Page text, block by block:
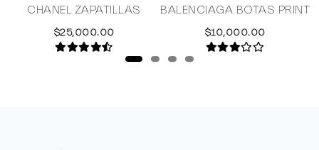
CHANEL ZAPATILLAS
$25,000.00
BALENCIAGA BOTAS PRINT
$10,000.00